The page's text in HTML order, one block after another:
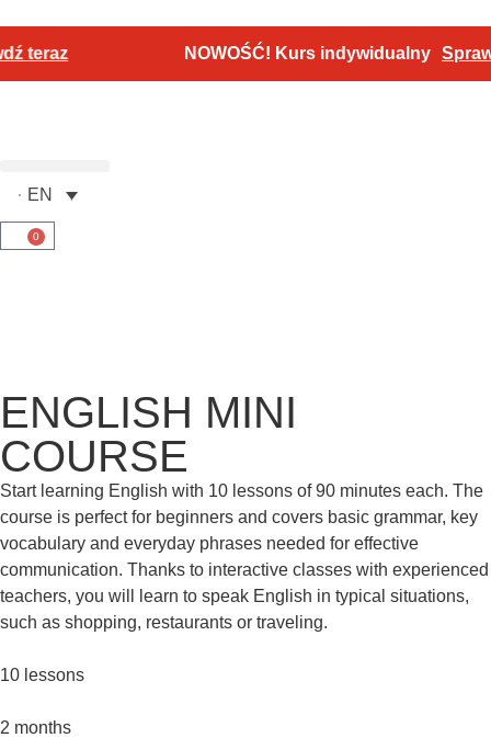
NOWOŚĆ! Kurs indywidualny Sprawdź
EN
0
ENGLISH MINI
COURSE
Start learning English with 10 lessons of 90 minutes each. The
course is perfect for beginners and covers basic grammar, key
vocabulary and everyday phrases needed for effective
communication. Thanks to interactive classes with experienced
teachers, you will learn to speak English in typical situations,
such as shopping, restaurants or traveling.
10 lessons
2 months